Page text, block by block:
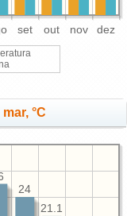
set out nov dez
°C
21.1
24